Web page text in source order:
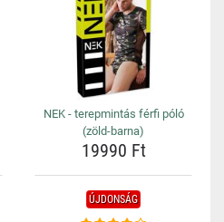
NEK - terepmintás férfi póló
(zöld-barna)
19990 Ft
ÚJDONSÁG